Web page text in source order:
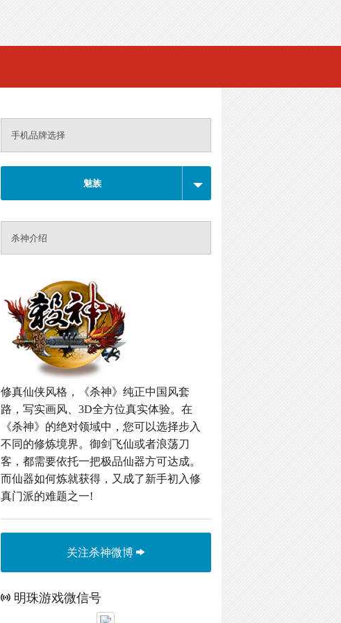
手机品牌选择
魅族
杀神介绍
修真仙侠风格，《杀神》纯正中国风套
路，写实画风、3D全方位真实体验。在
《杀神》的绝对领域中，您可以选择步入
不同的修炼境界。御剑飞仙或者浪荡刀
客，都需要依托一把极品仙器方可达成。
而仙器如何炼就获得，又成了新手初入修
真门派的难题之一!
关注杀神微博
明珠游戏微信号